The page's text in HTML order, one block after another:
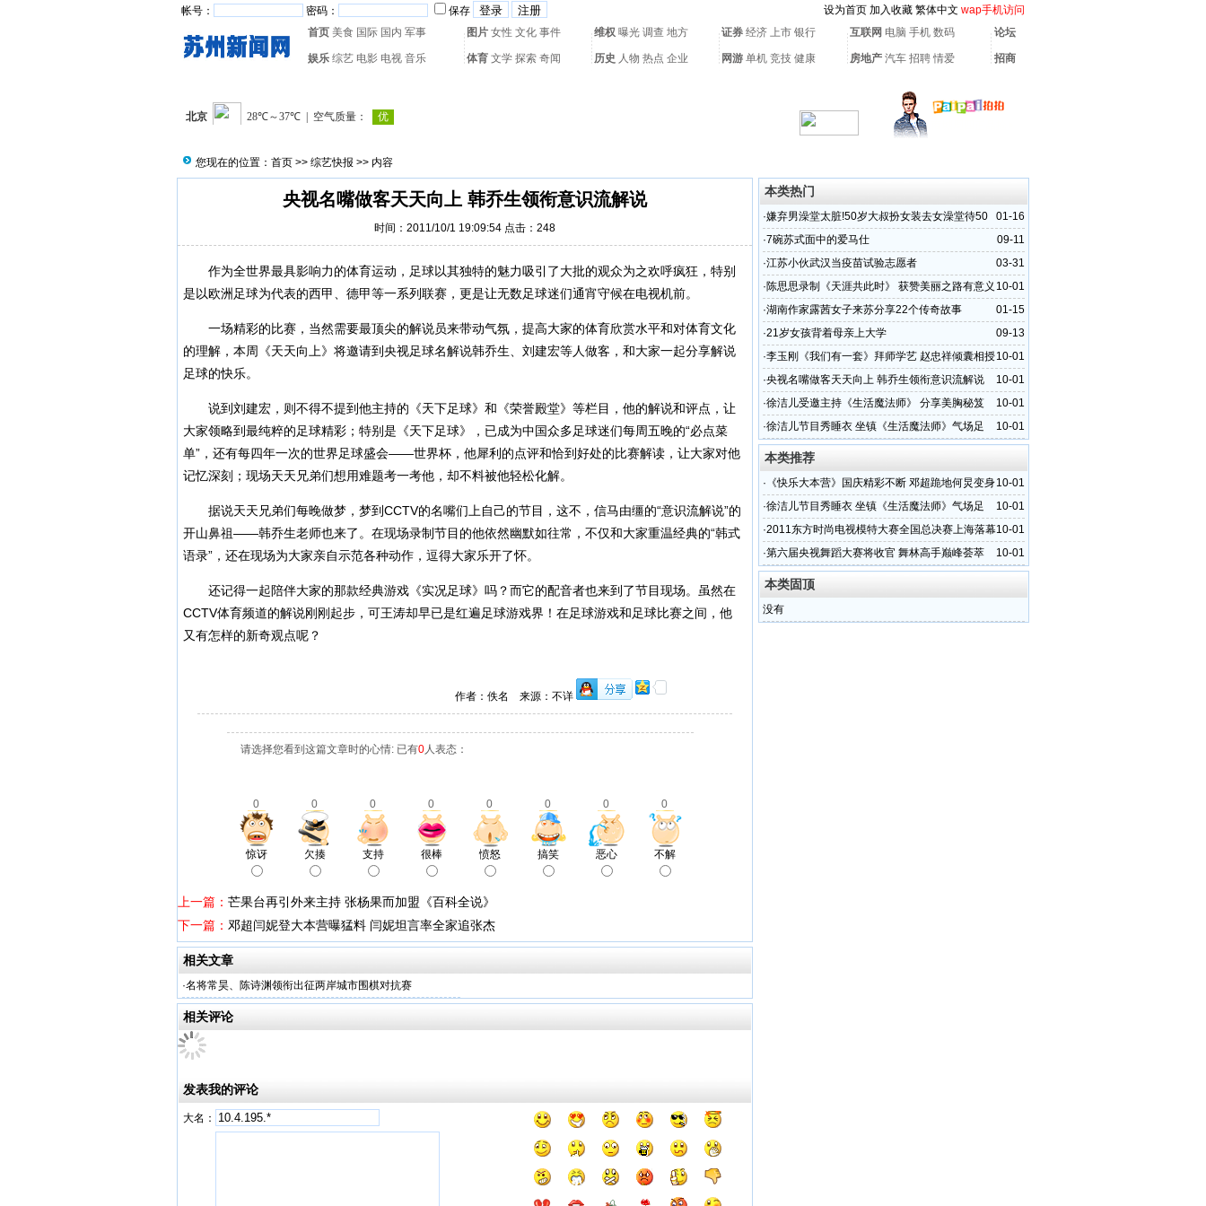
帐号： 密码： 保存 设为首页 加入收藏 繁体中文 wap手机访问
首页 美食 国际 国内 军事 图片 女性 文化 事件 维权 曝光 调查 地方 证券 经济 上市 银行 互联网 电脑 手机 数码 论坛
娱乐 综艺 电影 电视 音乐 体育 文学 探索 奇闻 历史 人物 热点 企业 网游 单机 竞技 健康 房地产 汽车 招聘 情爱 招商
您现在的位置： 首页 >> 综艺快报 >> 内容
央视名嘴做客天天向上 韩乔生领衔意识流解说
时间：2011/10/1 19:09:54 点击： 248
作为全世界最具影响力的体育运动，足球以其独特的魅力吸引了大批的观众为之欢呼疯狂，特别
是以欧洲足球为代表的西甲、德甲等一系列联赛，更是让无数足球迷们通宵守候在电视机前。
一场精彩的比赛，当然需要最顶尖的解说员来带动气氛，提高大家的体育欣赏水平和对体育文化
的理解，本周《天天向上》将邀请到央视足球名解说韩乔生 、刘建宏等人做客，和大家一起分享解说
足球的快乐。
说到刘建宏，则不得不提到他主持的《天下足球》和《荣誉殿堂》等栏目，他的解说和评点，让
大家领略到最纯粹的足球精彩；特别是《天下足球》，已成为中国众多足球迷们每周五晚的“必点菜
单”，还有每四年一次的世界足球盛会——世界杯 ，他犀利的点评和恰到好处的比赛解读，让大家对他
记忆深刻；现场天天兄弟们想用难题考一考他，却不料被他轻松化解。
据说天天兄弟们每晚做梦，梦到CCTV的名嘴们上自己的节目，这不，信马由缰的“意识流解说”的
开山鼻祖——韩乔生老师也来了。在现场录制节目的他依然幽默如往常，不仅和大家重温经典的“韩式
语录”，还在现场为大家亲自示范各种动作，逗得大家乐开了怀。
还记得一起陪伴大家的那款经典游戏《实况足球》吗？而它的配音者也来到了节目现场。虽然在
CCTV体育频道的解说刚刚起步，可王涛却早已是红遍足球游戏界！在足球游戏和足球比赛之间，他
又有怎样的新奇观点呢？
作者：佚名 来源：不详
请选择您看到这篇文章时的心情: 已有0人表态：
0 0 0 0 0 0 0 0
惊讶 欠揍 支持 很棒 愤怒 搞笑 恶心 不解
上一篇： 芒果台再引外来主持 张杨果而加盟《百科全说》
下一篇： 邓超闫妮登大本营曝猛料 闫妮坦言率全家追张杰
相关文章
·名将常昊、陈诗渊领衔出征两岸城市围棋对抗赛
相关评论
发表我的评论
大名：
本类热门
01-16
·嫌弃男澡堂太脏!50岁大叔扮女装去女澡堂待50
分钟
09-11
·7碗苏式面中的爱马仕
03-31
·江苏小伙武汉当疫苗试验志愿者
10-01
·陈思思录制《天涯共此时》 获赞美丽之路有意义
01-15
·湖南作家露茜女子来苏分享22个传奇故事
09-13
·21岁女孩背着母亲上大学
10-01
·李玉刚《我们有一套》拜师学艺 赵忠祥倾囊相授
10-01
·央视名嘴做客天天向上 韩乔生领衔意识流解说
10-01
·徐洁儿受邀主持《生活魔法师》 分享美胸秘笈
10-01
·徐洁儿节目秀睡衣 坐镇《生活魔法师》气场足
本类推荐
10-01
· 《快乐大本营》国庆精彩不断 邓超跪地何炅变身
10-01
·徐洁儿节目秀睡衣 坐镇《生活魔法师》气场足
10-01
·2011东方时尚电视模特大赛全国总决赛上海落幕
10-01
·第六届央视舞蹈大赛将收官 舞林高手巅峰荟萃
本类固顶
没有